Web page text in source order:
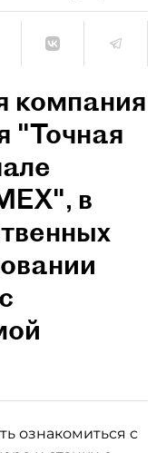
компания
"Точная
в
ознакомиться с